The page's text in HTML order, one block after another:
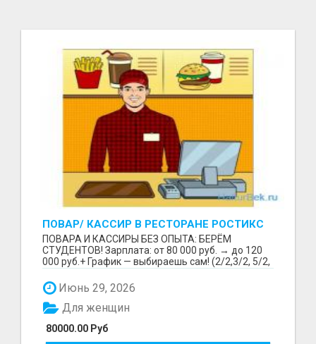
ПОВАР/ КАССИР В РЕСТОРАНЕ РОСТИКС
(КФС)
ПОВАРА И КАССИРЫ БЕЗ ОПЫТА: БЕРЁМ
СТУДЕНТОВ! Зарплата: от 80 000 руб. → до 120
000 руб.+ График — выбираешь сам! (2/2,3/2, 5/2,
Июнь 29, 2026
80000.00 Руб
Для женщин